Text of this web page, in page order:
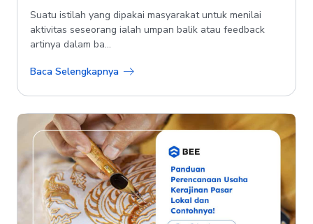
Suatu istilah yang dipakai masyarakat untuk menilai
aktivitas seseorang ialah umpan balik atau feedback
artinya dalam ba...
Baca Selengkapnya